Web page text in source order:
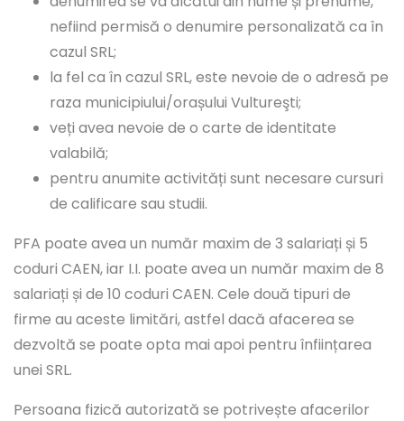
nefiind permisă o denumire personalizată ca în
cazul SRL;
la fel ca în cazul SRL, este nevoie de o adresă pe
raza municipiului/orașului Vultureşti;
veți avea nevoie de o carte de identitate
valabilă;
pentru anumite activități sunt necesare cursuri
de calificare sau studii.
PFA poate avea un număr maxim de 3 salariați și 5
coduri CAEN, iar I.I. poate avea un număr maxim de 8
salariați și de 10 coduri CAEN. Cele două tipuri de
firme au aceste limitări, astfel dacă afacerea se
dezvoltă se poate opta mai apoi pentru înființarea
unei SRL.
Persoana fizică autorizată se potrivește afacerilor